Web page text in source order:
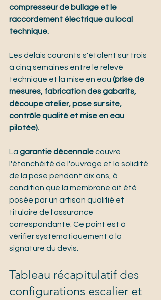
compresseur de bullage et le
raccordement électrique au local
technique.
Les délais courants s'étalent sur trois
à cinq semaines entre le relevé
technique et la mise en eau (prise de
mesures, fabrication des gabarits,
découpe atelier, pose sur site,
contrôle qualité et mise en eau
pilotée).
La garantie décennale couvre
l'étanchéité de l'ouvrage et la solidité
de la pose pendant dix ans, à
condition que la membrane ait été
posée par un artisan qualifié et
titulaire de l'assurance
correspondante. Ce point est à
vérifier systématiquement à la
signature du devis.
Tableau récapitulatif des
configurations escalier et